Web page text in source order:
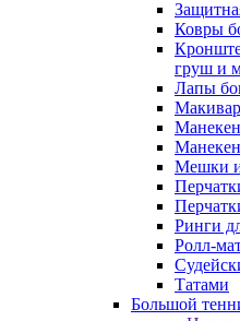
Ковры
груш и
Лапы
Мешки и
Ринги
Ролл-
Татами
Большой